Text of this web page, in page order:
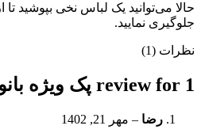
حالا می‌توانید یک لباس نخی بپوشید
جلوگیری نمایید.
نظرات (1)
1 review for پک ویژه
رضا – مهر 21, 1402